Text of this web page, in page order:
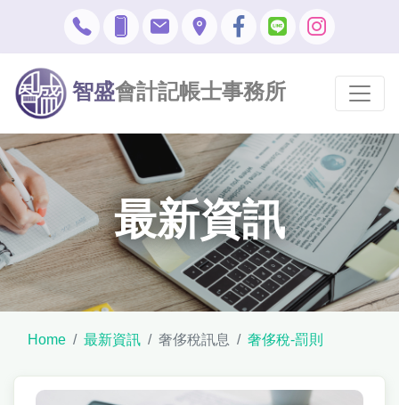
智盛會計記帳士事務所
最新資訊
Home 最新資訊 奢侈稅訊息 奢侈稅-罰則